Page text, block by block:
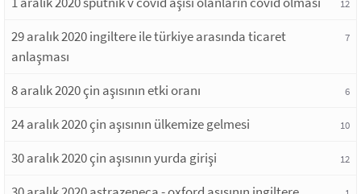
12
29 aralık 2020 ingiltere ile türkiye arasında ticaret
anlaşması
7
8 aralık 2020 çin aşısının etki oranı 6
24 aralık 2020 çin aşısının ülkemize gelmesi 10
30 aralık 2020 çin aşısının yurda girişi 12